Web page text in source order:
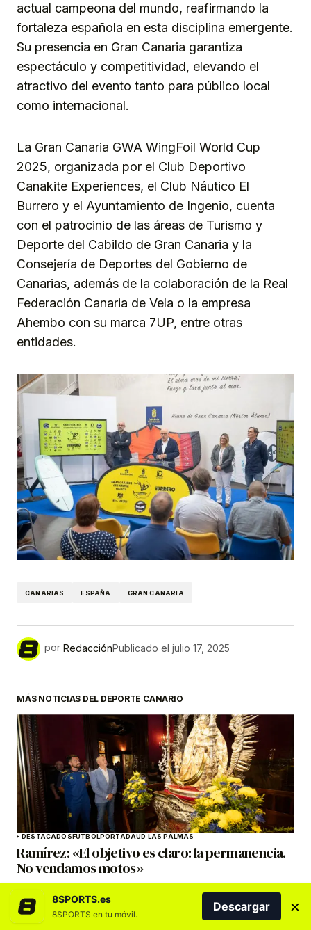
actual campeona del mundo, reafirmando la
fortaleza española en esta disciplina emergente.
Su presencia en Gran Canaria garantiza
espectáculo y competitividad, elevando el
atractivo del evento tanto para público local
como internacional.
La Gran Canaria GWA WingFoil World Cup
2025, organizada por el Club Deportivo
Canakite Experiences, el Club Náutico El
Burrero y el Ayuntamiento de Ingenio, cuenta
con el patrocinio de las áreas de Turismo y
Deporte del Cabildo de Gran Canaria y la
Consejería de Deportes del Gobierno de
Canarias, además de la colaboración de la Real
Federación Canaria de Vela o la empresa
Ahembo con su marca 7UP, entre otras
entidades.
CANARIAS ESPAÑA GRAN CANARIA
por RedacciónPublicado el julio 17, 2025
MÁS NOTICIAS DEL DEPORTE CANARIO
DESTACADOSFÚTBOLPORTADAUD LAS PALMAS
Ramírez: «El objetivo es claro: la permanencia.
No vendamos motos»
8SPORTS.es
8SPORTS en tu móvil.
Descargar ×